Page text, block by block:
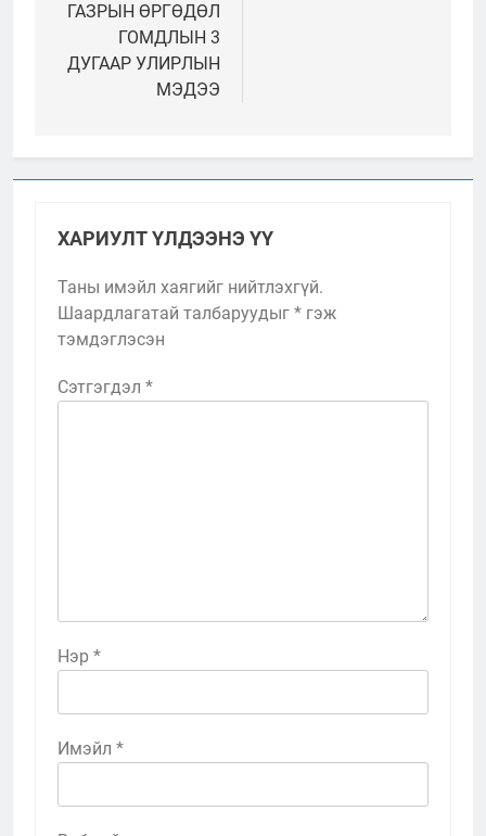
ГАЗРЫН ӨРГӨДӨЛ
ГОМДЛЫН 3
ДУГААР УЛИРЛЫН
МЭДЭЭ
ХАРИУЛТ ҮЛДЭЭНЭ ҮҮ
Таны имэйл хаягийг нийтлэхгүй.
Шаардлагатай талбаруудыг * гэж
тэмдэглэсэн
Сэтгэгдэл *
Нэр *
Имэйл *